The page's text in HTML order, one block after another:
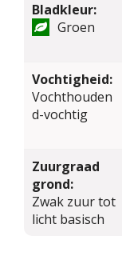
Bladkleur:
Groen
Vochtigheid:
Vochthouden
d-vochtig
Zuurgraad
grond:
Zwak zuur tot
licht basisch